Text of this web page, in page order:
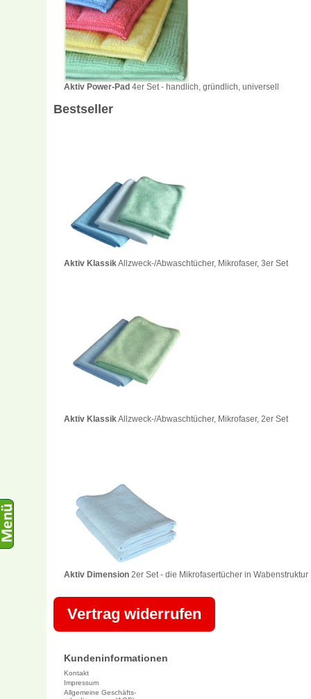
Aktiv Power-Pad 4er Set - handlich, gründlich, universell
Bestseller
Aktiv KlassikAllzweck-/Abwaschtücher, Mikrofaser, 3er Set
Aktiv KlassikAllzweck-/Abwaschtücher, Mikrofaser, 2er Set
Aktiv Dimension 2er Set - die Mikrofasertücher in Wabenstruktur
Vertrag widerrufen
Kundeninformationen
Kontakt
Impressum
Allgemeine Geschäfts-